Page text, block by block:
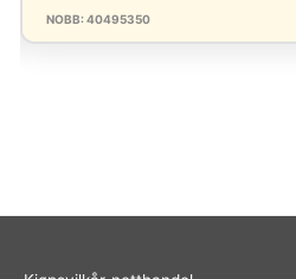
NOBB: 40495350